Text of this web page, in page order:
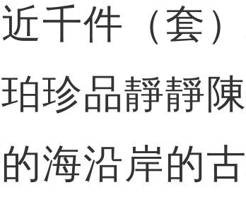
件（套）
珍品靜靜
海沿岸的